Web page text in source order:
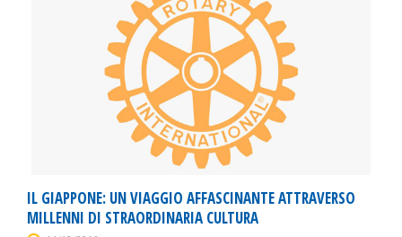
IL GIAPPONE: UN VIAGGIO AFFASCINANTE ATTRAVERSO
MILLENNI DI STRAORDINARIA CULTURA